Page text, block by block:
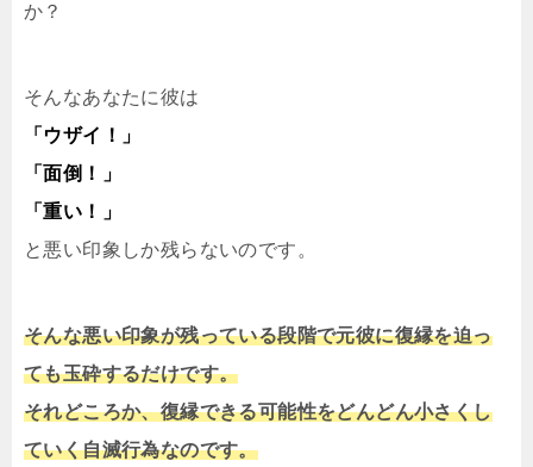
か？
そんなあなたに彼は
「ウザイ！」
「面倒！」
「重い！」
と悪い印象しか残らないのです。
そんな悪い印象が残っている段階で元彼に復縁を迫っ
ても玉砕するだけです。
それどころか、復縁できる可能性をどんどん小さくし
ていく自滅行為なのです。